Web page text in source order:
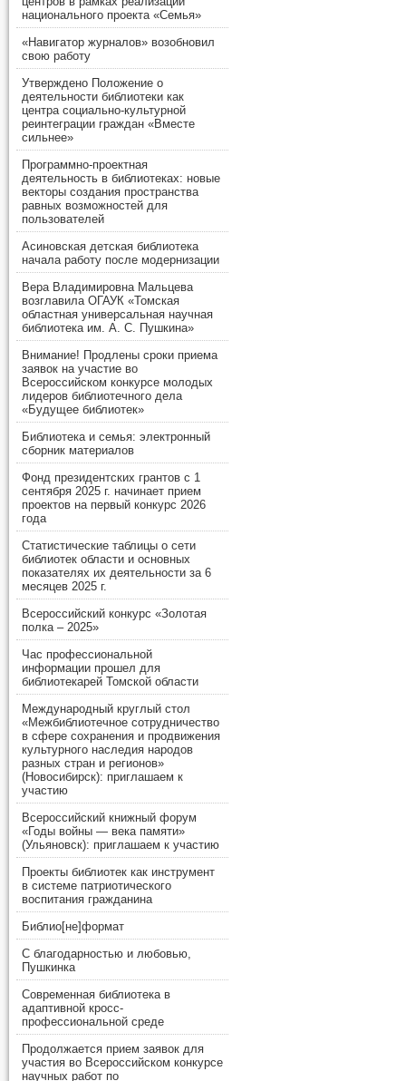
национального проекта «Семья»
«Навигатор журналов» возобновил
свою работу
Утверждено Положение о
деятельности библиотеки как
центра социально-культурной
реинтеграции граждан «Вместе
сильнее»
Программно-проектная
деятельность в библиотеках: новые
векторы создания пространства
равных возможностей для
пользователей
Асиновская детская библиотека
начала работу после модернизации
Вера Владимировна Мальцева
возглавила ОГАУК «Томская
областная универсальная научная
библиотека им. А. С. Пушкина»
Внимание! Продлены сроки приема
заявок на участие во
Всероссийском конкурсе молодых
лидеров библиотечного дела
«Будущее библиотек»
Библиотека и семья: электронный
сборник материалов
Фонд президентских грантов с 1
сентября 2025 г. начинает прием
проектов на первый конкурс 2026
года
Статистические таблицы о сети
библиотек области и основных
показателях их деятельности за 6
месяцев 2025 г.
Всероссийский конкурс «Золотая
полка – 2025»
Час профессиональной
информации прошел для
библиотекарей Томской области
Международный круглый стол
«Межбиблиотечное сотрудничество
в сфере сохранения и продвижения
культурного наследия народов
разных стран и регионов»
(Новосибирск): приглашаем к
участию
Всероссийский книжный форум
«Годы войны — века памяти»
(Ульяновск): приглашаем к участию
Проекты библиотек как инструмент
в системе патриотического
воспитания гражданина
Библио[не]формат
С благодарностью и любовью,
Пушкинка
Современная библиотека в
адаптивной кросс-
профессиональной среде
Продолжается прием заявок для
участия во Всероссийском конкурсе
научных работ по